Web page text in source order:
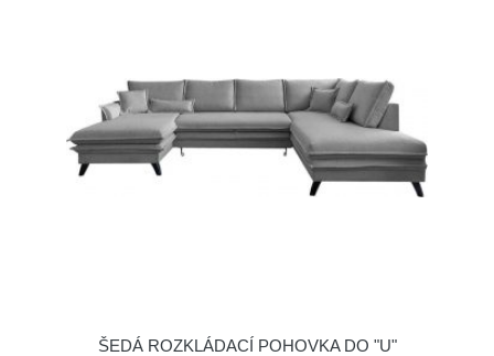
ŠEDÁ ROZKLÁDACÍ POHOVKA DO "U"